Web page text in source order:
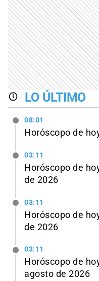
LO ÚLTIMO
08:01
Horóscopo de
03:11
Horóscopo de
de 2026
03:11
Horóscopo de
de 2026
03:11
Horóscopo de
agosto de 2026